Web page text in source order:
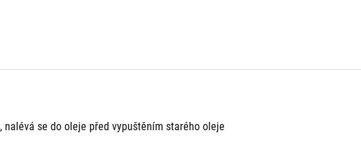
se do oleje před vypuštěním starého oleje